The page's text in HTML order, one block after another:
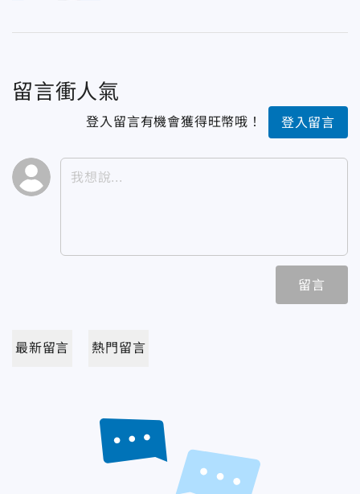
留言衝人氣
登入留言有機會獲得旺幣哦！ 登入留言
留言
最新留言 熱門留言